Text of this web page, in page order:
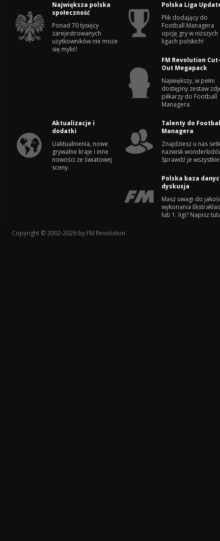
Największa polska
społeczność
Ponad 70 tysięcy
zarejestrowanych
użytkowników nie może
się mylić!
Polska Liga
Plik dodający do
Football Managera
opcję gry w niższych
ligach polskich!
FM Revolution
Out Megapack
Największy, w pełni
dostępny zestaw
piłkarzy do Football
Managera.
Aktualizacje i
dodatki
Uaktualnienia, nowe
grywalne kraje i inne
nowości ze światowej
sceny.
Talenty do
Managera
Znajdziesz u nas
nazwisk
Sprawdź je
Polska baza
dyskusja
Masz uwagi do
wykonania
lub 1. ligi? Napisz
Copyright © 2002-2026 by FM Revolution